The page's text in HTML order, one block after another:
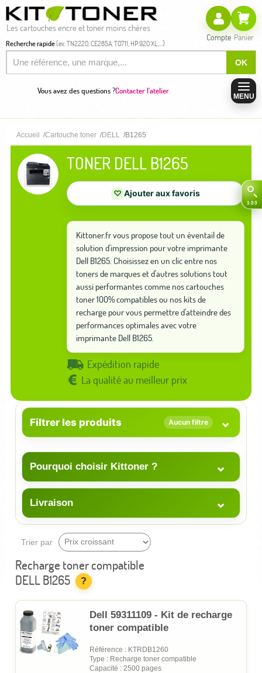
Les cartouches encre et toner moins chères
Recherche rapide(ex: TN2220, CE285A, T0711, HP 920 XL,...)
OK
Compte Panier
Vous avez des questions ?Contacter l'atelier
MENU
Accueil Cartouche toner DELL B1265
TONER DELL B1265
♡ Ajouter aux favoris
Kittoner.fr vous propose tout un éventail de
solution d'impression pour votre imprimante
Dell B1265. Choisissez en un clic entre nos
toners de marques et d'autres solutions tout
aussi performantes comme nos cartouches
toner 100% compatibles ou nos kits de
recharge pour vous permettre d'atteindre des
performances optimales avec votre
imprimante Dell B1265.
Expédition rapide
La qualité au meilleur prix
Filtrer les produits Aucun filtre ⌄
Pourquoi choisir Kittoner ? ⌄
Livraison ⌄
Trier par
Recharge toner compatible
DELL B1265
?
Dell 59311109 - Kit de recharge
toner compatible
Référence : KTRDB1260
Type : Recharge toner compatible
Capacité : 2500 pages